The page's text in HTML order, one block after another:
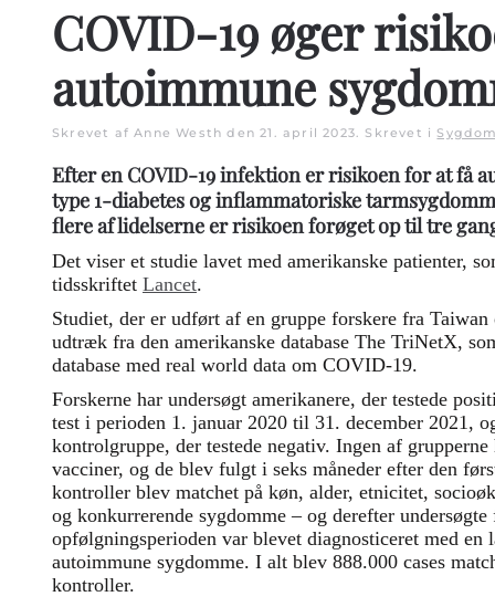
COVID-19 øger
autoimmune
Skrevet af Anne Westh den21. april 2023. Skrevet i Sygdom
Efter en COVID-19 infektion er risikoen for at få
type 1-diabetes og inflammatoriske
flere af lidelserne er risikoen forøget op til tre
Det viser et studie lavet med amerikanske patienter,
tidsskriftet Lancet.
Studiet, der er udført af en gruppe forskere fra
udtræk fra den amerikanske database The TriNetX,
database med real world data om COVID-19.
Forskerne har undersøgt amerikanere, der testede
test i perioden 1. januar 2020 til 31. december 2021,
kontrolgruppe, der testede negativ. Ingen af
vacciner, og de blev fulgt i seks måneder efter den
kontroller blev matchet på køn, alder, etnicitet,
og konkurrerende sygdomme – og derefter
opfølgningsperioden var blevet diagnosticeret med
autoimmune sygdomme. I alt blev 888.000 cases
kontroller.